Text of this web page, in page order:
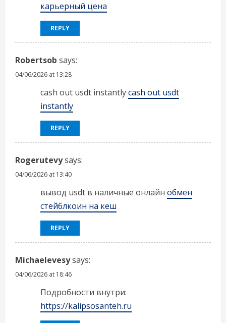
карьерный цена
REPLY
Robertsob says:
04/06/2026 at 13:28
cash out usdt instantlycash out usdt
instantly
REPLY
Rogerutevysays:
04/06/2026 at 13:40
вывод usdt в наличные онлайн обмен
стейблкоин на кеш
REPLY
Michaelevesysays:
04/06/2026 at 18:46
Подробности внутри:
https://kalipsosanteh.ru